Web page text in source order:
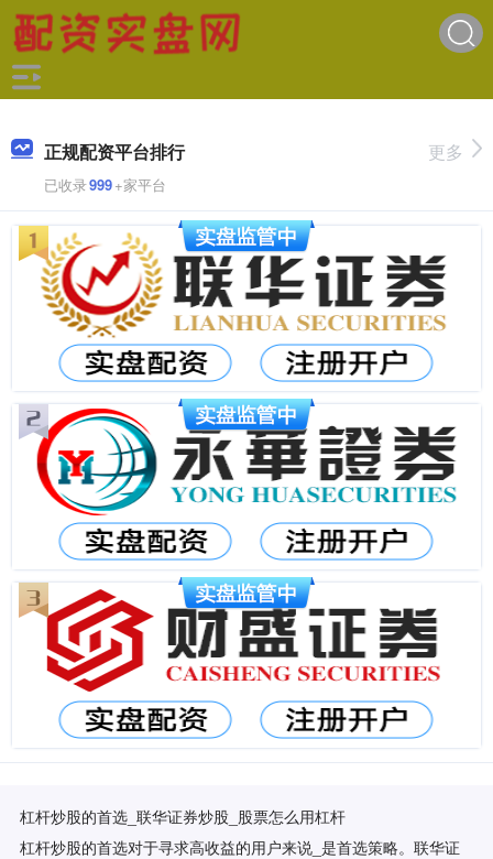
正规配资平台排行
已收录999+家平台
更多
杠杆炒股的首选_联华证券炒股_股票怎么用杠杆
杠杆炒股的首选对于寻求高收益的用户来说_是首选策略。联华证